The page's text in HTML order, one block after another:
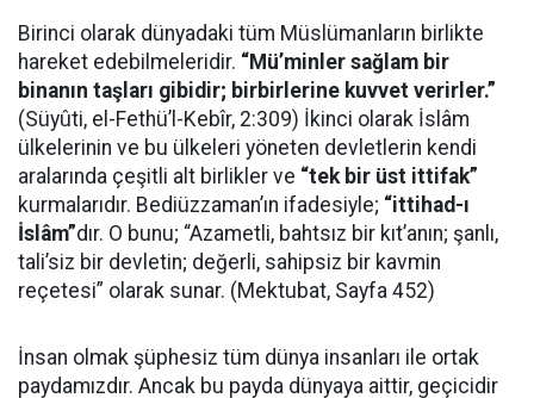
Birinci olarak dünyadaki tüm Müslümanların birlikte
hareket edebilmeleridir. “Mü’minler sağlam bir
binanın taşları gibidir; birbirlerine kuvvet verirler.”
(Süyûti, el-Fethü’l-Kebîr, 2:309) İkinci olarak İslâm
ülkelerinin ve bu ülkeleri yöneten devletlerin kendi
aralarında çeşitli alt birlikler ve “tek bir üst ittifak”
kurmalarıdır. Bediüzzaman’ın ifadesiyle; “ittihad-ı
İslâm”dır. O bunu; “Azametli, bahtsız bir kıt’anın; şanlı,
tali’siz bir devletin; değerli, sahipsiz bir kavmin
reçetesi” olarak sunar. (Mektubat, Sayfa 452)
İnsan olmak şüphesiz tüm dünya insanları ile ortak
paydamızdır. Ancak bu payda dünyaya aittir, geçicidir